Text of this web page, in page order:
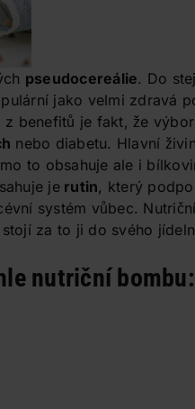
pseudocereálie. Do
jako velmi zdravá
z benefitů je fakt, že
nebo diabetu. Hlavní
to obsahuje ale i
jerutin, který
systém vůbec.
za to ji do svého
nutriční bombu: